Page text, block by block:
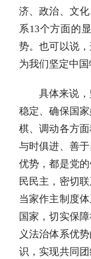
济、政治、文
系13个方面的
势。也可以说
为我们坚定中
具体来说
稳定、确保国
棋、调动各方
与时俱进、善
优势，都是党
民民主，密切
当家作主制度
国家，切实保
义法治体系优
识，实现共同